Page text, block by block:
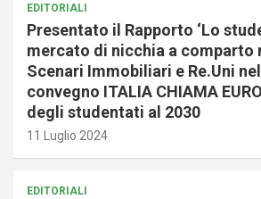
EDITORIALI
Presentato il Rapporto ‘Lo
mercato di nicchia a comparto
Scenari Immobiliari e Re.Uni
convegno ITALIA CHIAMA
degli studentati al 2030
11 Luglio 2024
EDITORIALI